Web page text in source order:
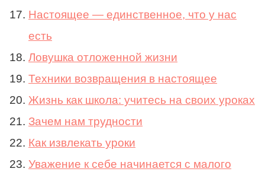
Настоящее — единственное, что у нас
есть
Ловушка отложенной жизни
Техники возвращения в настоящее
Жизнь как школа: учитесь на своих уроках
Зачем нам трудности
Как извлекать уроки
Уважение к себе начинается с малого